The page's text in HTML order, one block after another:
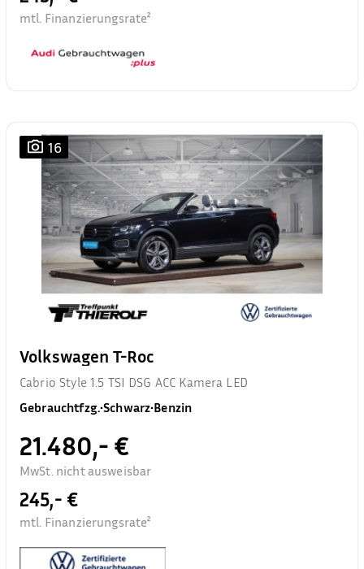
mtl. Finanzierungsrate²
16
Volkswagen T-Roc
Cabrio Style 1.5 TSI DSG ACC Kamera LED
Gebrauchtfzg.•Schwarz•Benzin
21.480,- €
MwSt. nicht ausweisbar
245,- €
mtl. Finanzierungsrate²